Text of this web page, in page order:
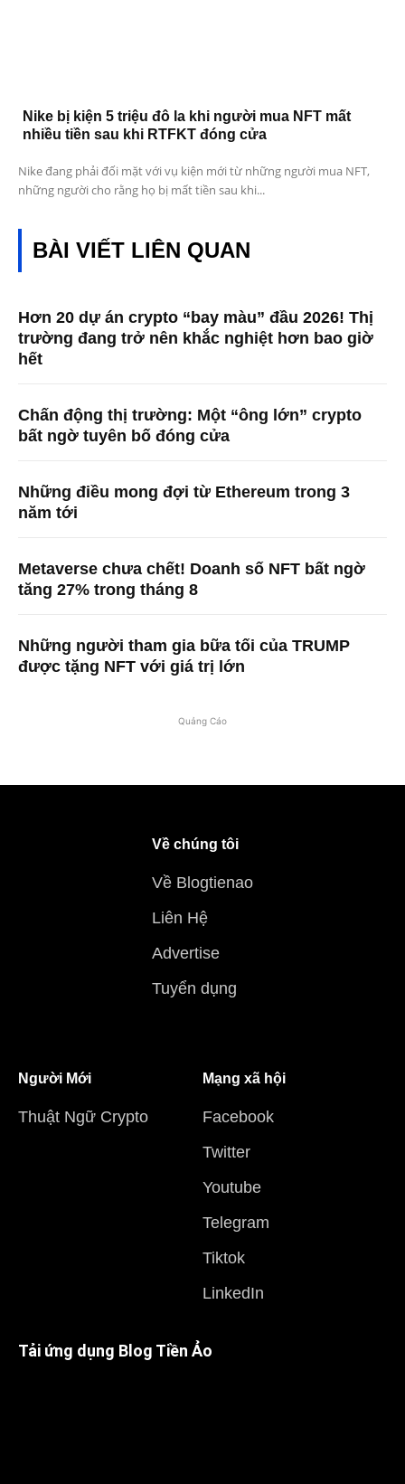
Nike bị kiện 5 triệu đô la khi người mua NFT mất
nhiều tiền sau khi RTFKT đóng cửa
Nike đang phải đối mặt với vụ kiện mới từ những người mua NFT,
những người cho rằng họ bị mất tiền sau khi...
BÀI VIẾT LIÊN QUAN
Hơn 20 dự án crypto “bay màu” đầu 2026! Thị
trường đang trở nên khắc nghiệt hơn bao giờ
hết
Chấn động thị trường: Một “ông lớn” crypto
bất ngờ tuyên bố đóng cửa
Những điều mong đợi từ Ethereum trong 3
năm tới
Metaverse chưa chết! Doanh số NFT bất ngờ
tăng 27% trong tháng 8
Những người tham gia bữa tối của TRUMP
được tặng NFT với giá trị lớn
Quảng Cáo
Về chúng tôi
Về Blogtienao
Liên Hệ
Advertise
Tuyển dụng
Người Mới
Thuật Ngữ Crypto
Mạng xã hội
Facebook
Twitter
Youtube
Telegram
Tiktok
LinkedIn
Tải ứng dụng Blog Tiền Ảo